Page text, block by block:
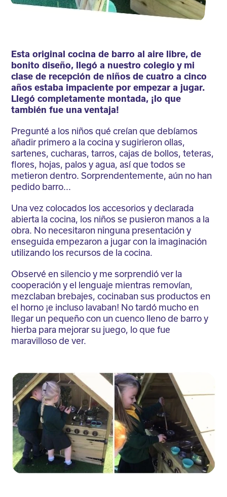
Esta original cocina de barro al aire libre, de
bonito diseño, llegó a nuestro colegio y mi
clase de recepción de niños de cuatro a cinco
años estaba impaciente por empezar a jugar.
Llegó completamente montada, ¡lo que
también fue una ventaja!
Pregunté a los niños qué creían que debíamos
añadir primero a la cocina y sugirieron ollas,
sartenes, cucharas, tarros, cajas de bollos, teteras,
flores, hojas, palos y agua, así que todos se
metieron dentro. Sorprendentemente, aún no han
pedido barro...
Una vez colocados los accesorios y declarada
abierta la cocina, los niños se pusieron manos a la
obra. No necesitaron ninguna presentación y
enseguida empezaron a jugar con la imaginación
utilizando los recursos de la cocina.
Observé en silencio y me sorprendió ver la
cooperación y el lenguaje mientras removían,
mezclaban brebajes, cocinaban sus productos en
el horno ¡e incluso lavaban! No tardó mucho en
llegar un pequeño con un cuenco lleno de barro y
hierba para mejorar su juego, lo que fue
maravilloso de ver.